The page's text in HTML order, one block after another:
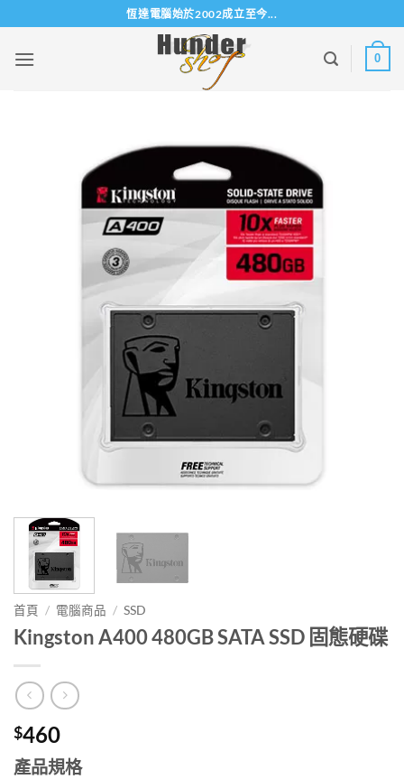
to
content
恆達電腦始於2002成立至今...
0
首頁 / 電腦商品 / SSD
Kingston A400 480GB SATA SSD 固態硬碟
$460
產品規格